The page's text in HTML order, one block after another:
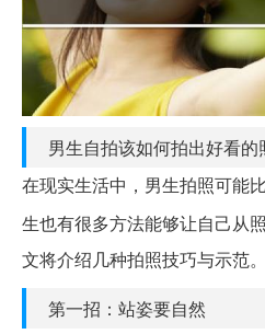
男生自拍该如何拍出好看的
在现实生活中，男生拍照可能
生也有很多方法能够让自己从
文将介绍几种拍照技巧与示范。
第一招：站姿要自然